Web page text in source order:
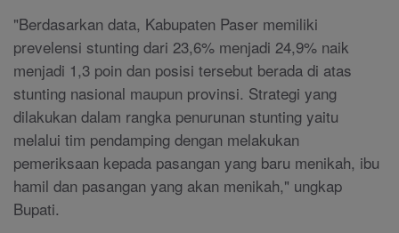
"Berdasarkan data, Kabupaten Paser memiliki
prevelensi stunting dari 23,6% menjadi 24,9% naik
menjadi 1,3 poin dan posisi tersebut berada di atas
stunting nasional maupun provinsi. Strategi yang
dilakukan dalam rangka penurunan stunting yaitu
melalui tim pendamping dengan melakukan
pemeriksaan kepada pasangan yang baru menikah, ibu
hamil dan pasangan yang akan menikah," ungkap
Bupati.